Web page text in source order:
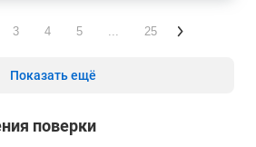
3 4 5 ... 25
Показать ещё
поверки